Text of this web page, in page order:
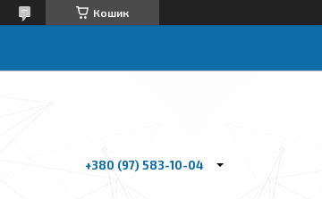
Кошик
+380 (97) 583-10-04